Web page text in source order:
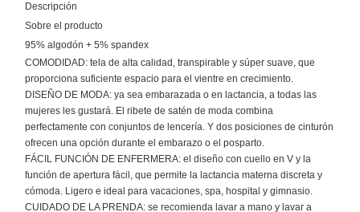
Descripción
Sobre el producto
95% algodón + 5% spandex
COMODIDAD: tela de alta calidad, transpirable y súper suave, que
proporciona suficiente espacio para el vientre en crecimiento.
DISEÑO DE MODA: ya sea embarazada o en lactancia, a todas las
mujeres les gustará. El ribete de satén de moda combina
perfectamente con conjuntos de lencería. Y dos posiciones de cinturón
ofrecen una opción durante el embarazo o el posparto.
FÁCIL FUNCIÓN DE ENFERMERA: el diseño con cuello en V y la
función de apertura fácil, que permite la lactancia materna discreta y
cómoda. Ligero e ideal para vacaciones, spa, hospital y gimnasio.
CUIDADO DE LA PRENDA: se recomienda lavar a mano y lavar a